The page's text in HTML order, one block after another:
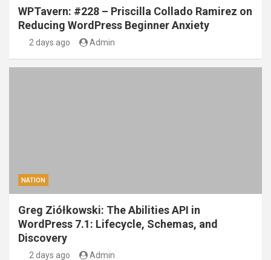
WPTavern: #228 – Priscilla Collado Ramirez on
Reducing WordPress Beginner Anxiety
2 days ago Admin
NATION
Greg Ziółkowski: The Abilities API in
WordPress 7.1: Lifecycle, Schemas, and
Discovery
2 days ago Admin